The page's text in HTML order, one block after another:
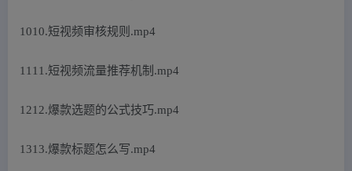
1010.短视频审核规则.mp4
1111.短视频流量推荐机制.mp4
1212.爆款选题的公式技巧.mp4
1313.爆款标题怎么写.mp4